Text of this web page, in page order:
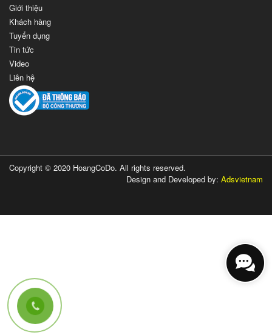
Giới thiệu
Khách hàng
Tuyển dụng
Tin tức
Video
Liên hệ
Copyright © 2020 HoangCoDo. All rights reserved.
Design and Developed by: Adsvietnam